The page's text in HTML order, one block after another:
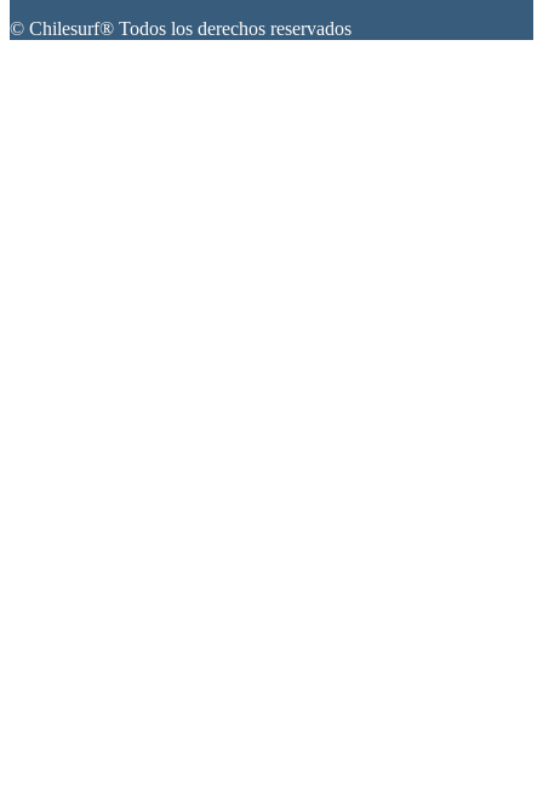
© Chilesurf® Todos los derechos reservados